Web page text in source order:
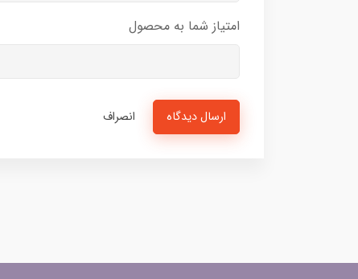
امتیاز شما به محصول
ارسال دیدگاه انصراف